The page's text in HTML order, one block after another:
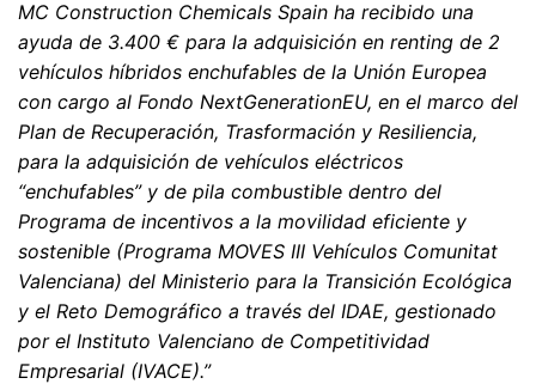
MC Construction Chemicals Spain ha recibido una
ayuda de 3.400 € para la adquisición en renting de 2
vehículos híbridos enchufables de la Unión Europea
con cargo al Fondo NextGenerationEU, en el marco del
Plan de Recuperación, Trasformación y Resiliencia,
para la adquisición de vehículos eléctricos
“enchufables” y de pila combustible dentro del
Programa de incentivos a la movilidad eficiente y
sostenible (Programa MOVES III Vehículos Comunitat
Valenciana) del Ministerio para la Transición Ecológica
y el Reto Demográfico a través del IDAE, gestionado
por el Instituto Valenciano de Competitividad
Empresarial (IVACE).”
funcionalidad de este sitio web. También puede evitar
que los datos generados por las cookies sobre su uso
de la página web (incluyendo su dirección IP) sean
transmitidos a Google, y el procesamiento de estos
datos por parte de Google, descargando e instalando el
plugin del navegador disponible en el siguiente enlace:
https://tools.google.com/dlpage/gaoptout?hl=en
Objeción a la recopilación de datos
Puede impedir la recopilación de sus datos por parte de
Google Analytics haciendo clic en el siguiente enlace.
Se establecerá una cookie de exclusión para evitar que
se recopilen sus datos en futuras visitas a este sitio:
Disable Google Analytics